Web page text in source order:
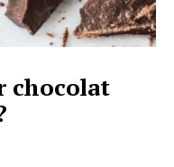
chocolat